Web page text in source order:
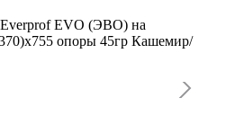
Everprof EVO (ЭВО) на
опоры 45гр Кашемир/